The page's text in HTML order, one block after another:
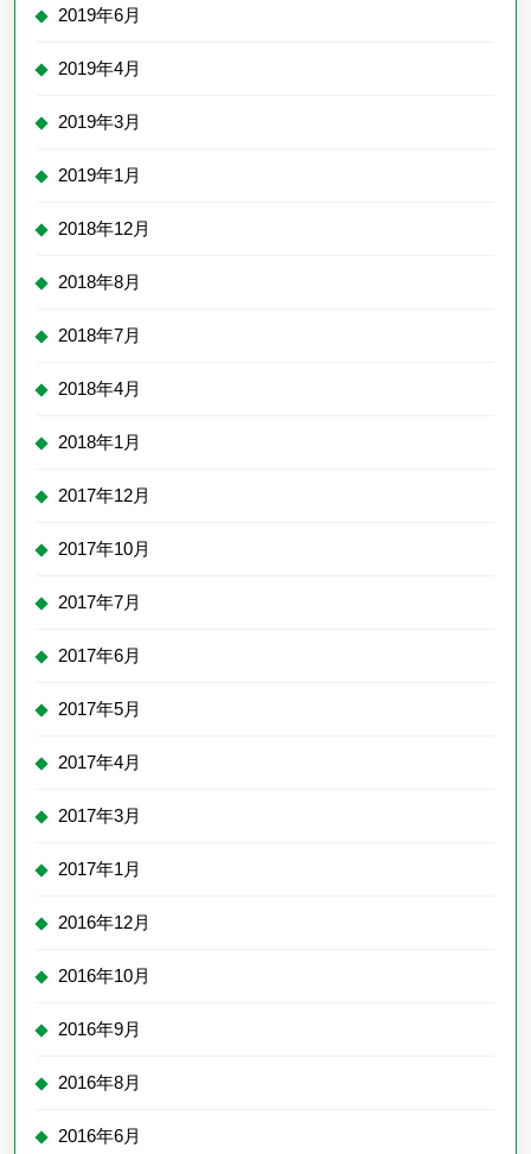
2019年6月
2019年4月
2019年3月
2019年1月
2018年12月
2018年8月
2018年7月
2018年4月
2018年1月
2017年12月
2017年10月
2017年7月
2017年6月
2017年5月
2017年4月
2017年3月
2017年1月
2016年12月
2016年10月
2016年9月
2016年8月
2016年6月